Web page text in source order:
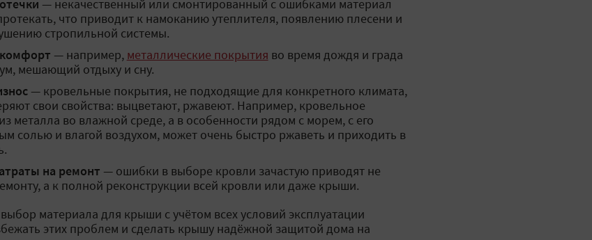
— некачественный или смонтированный с ошибками материал
что приводит к намоканию утеплителя, появлению плесени и
стропильной системы.
— например, металлические покрытия во время дождя и града
мешающий отдыху и сну.
— кровельные покрытия, не подходящие для конкретного климата,
свои свойства: выцветают, ржавеют. Например, кровельное
металла во влажной среде, а в особенности рядом с морем, с его
солью и влагой воздухом, может очень быстро ржаветь и приходить в
на ремонт — ошибки в выборе кровли зачастую приводят не
а к полной реконструкции всей кровли или даже крыши.
материала для крыши с учётом всех условий эксплуатации
этих проблем и сделать крышу надёжной защитой дома на